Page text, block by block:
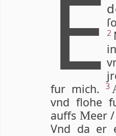
E 2
fur mich.
3
vnd flohe
auffs Meer
Vnd da er